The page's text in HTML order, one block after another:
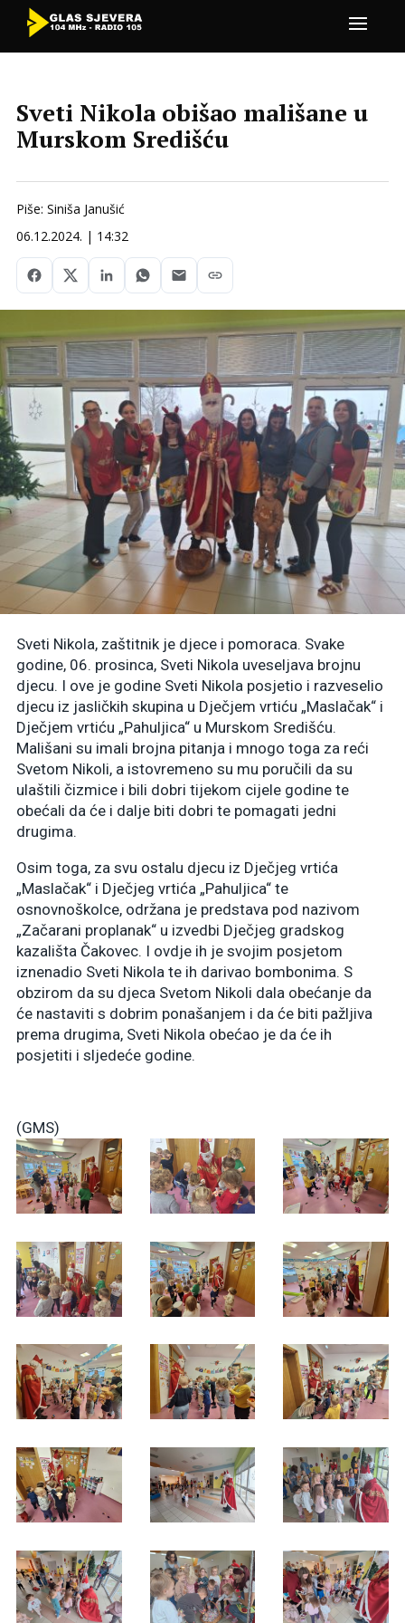
Sveti Nikola obišao mališane u
Murskom Središću
Piše: Siniša Janušić
06.12.2024. | 14:32
Sveti Nikola, zaštitnik je djece i pomoraca. Svake
godine, 06. prosinca, Sveti Nikola uveseljava brojnu
djecu. I ove je godine Sveti Nikola posjetio i razveselio
djecu iz jasličkih skupina u Dječjem vrtiću „Maslačak“ i
Dječjem vrtiću „Pahuljica“ u Murskom Središću.
Mališani su imali brojna pitanja i mnogo toga za reći
Svetom Nikoli, a istovremeno su mu poručili da su
ulaštili čizmice i bili dobri tijekom cijele godine te
obećali da će i dalje biti dobri te pomagati jedni
drugima.
Osim toga, za svu ostalu djecu iz Dječjeg vrtića
„Maslačak“ i Dječjeg vrtića „Pahuljica“ te
osnovnoškolce, održana je predstava pod nazivom
„Začarani proplanak“ u izvedbi Dječjeg gradskog
kazališta Čakovec. I ovdje ih je svojim posjetom
iznenadio Sveti Nikola te ih darivao bombonima. S
obzirom da su djeca Svetom Nikoli dala obećanje da
će nastaviti s dobrim ponašanjem i da će biti pažljiva
prema drugima, Sveti Nikola obećao je da će ih
posjetiti i sljedeće godine.
(GMS)